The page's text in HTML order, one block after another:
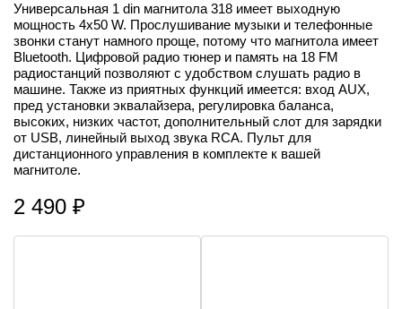
Универсальная 1 din магнитола 318 имеет выходную
мощность 4х50 W. Прослушивание музыки и телефонные
звонки станут намного проще, потому что магнитола имеет
Bluetooth. Цифровой радио тюнер и память на 18 FM
радиостанций позволяют с удобством слушать радио в
машине. Также из приятных функций имеется: вход AUX,
пред установки эквалайзера, регулировка баланса,
высоких, низких частот, дополнительный слот для зарядки
от USB, линейный выход звука RCA. Пульт для
дистанционного управления в комплекте к вашей
магнитоле.
2 490 ₽